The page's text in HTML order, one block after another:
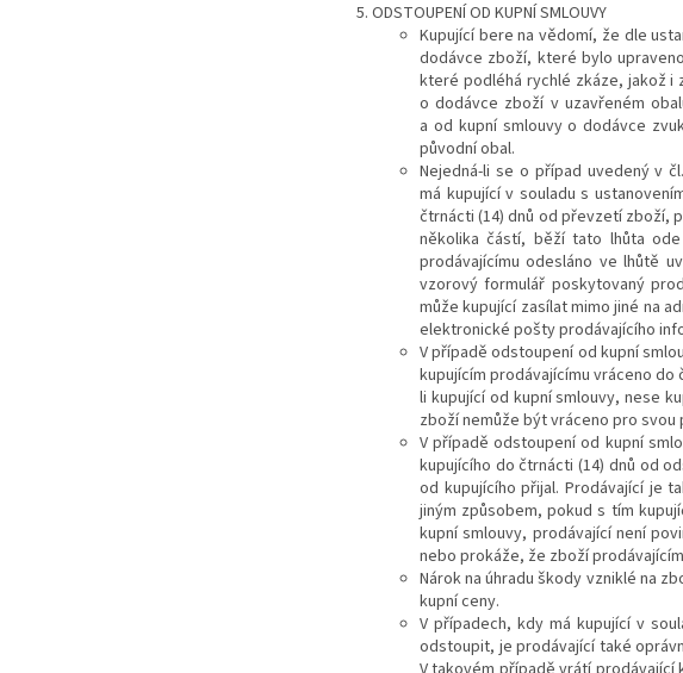
ODSTOUPENÍ OD KUPNÍ SMLOUVY
Kupující bere na vědomí, že dle
dodávce zboží, které bylo
které podléhá rychlé zkáze, jakož i
o dodávce zboží v uzavřeném
a od kupní smlouvy o dodávce
původní obal.
Nejedná-li se o případ uvedený v
má kupující v souladu s
čtrnácti (14) dnů od převzetí zboží,
několika částí, běží tato lhůta
prodávajícímu odesláno ve lhůtě
vzorový formulář poskytovaný
může kupující zasílat mimo jiné na
elektronické pošty prodávajícího
V případě odstoupení od kupní
kupujícím prodávajícímu vráceno
li kupující od kupní smlouvy, nese
zboží nemůže být vráceno pro
V případě odstoupení od kupní
kupujícího do čtrnácti (14) dnů od
od kupujícího přijal. Prodávající je
jiným způsobem, pokud s tím
kupní smlouvy, prodávající není
nebo prokáže, že zboží
Nárok na úhradu škody vzniklé na
kupní ceny.
V případech, kdy má kupující v
odstoupit, je prodávající také